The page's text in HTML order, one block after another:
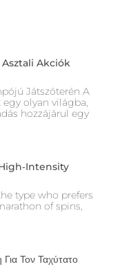
Asztali Akciók
Játszóterén A
olyan világba,
hozzájárul egy
type who prefers
of spins,
Τον Ταχύτατο